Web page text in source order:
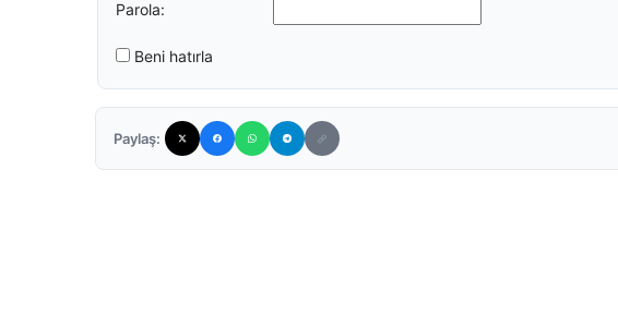
Parola:
Beni hatırla
Paylaş: